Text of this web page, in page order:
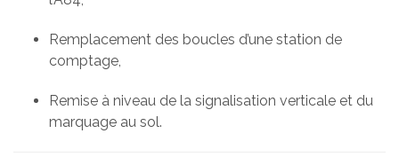
Remplacement des boucles d’une station de
comptage,
Remise à niveau de la signalisation verticale et du
marquage au sol.